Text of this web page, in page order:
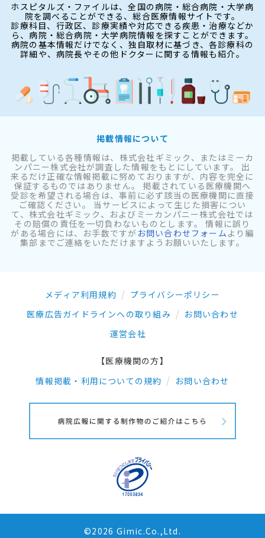
ホスピタルズ・ファイルは、全国の病院・総合病院・大学病
院を調べることができる、総合医療情報サイトです。
診療科目、行政区、診療実績や対応できる疾患・治療などか
ら、病院・総合病院・大学病院情報を探すことができます。
病院の基本情報だけでなく、独自取材に基づき、各診療科の
詳細や、病院長やその他ドクターに関する情報も紹介。
掲載情報について
掲載している各種情報は、株式会社ギミック、またはミーカ
ンパニー株式会社が調査した情報をもとにしています。 出
来るだけ正確な情報掲載に努めておりますが、内容を完全に
保証するものではありません。 掲載されている医療機関へ
受診を希望される場合は、事前に必ず該当の医療機関に直接
ご確認ください。 当サービスによって生じた損害につい
て、株式会社ギミック、およびミーカンパニー株式会社では
その賠償の責任を一切負わないものとします。 情報に誤り
がある場合には、お手数ですが お問い合わせフォーム より編
集部までご連絡をいただけますようお願いいたします。
メディア利用規約
プライバシーポリシー
医療広告ガイドラインへの取り組み
お問い合わせ
運営会社
【医療機関の方】
情報掲載・利用についての規約
お問い合わせ
©2026 Gimic.Co.,Ltd.